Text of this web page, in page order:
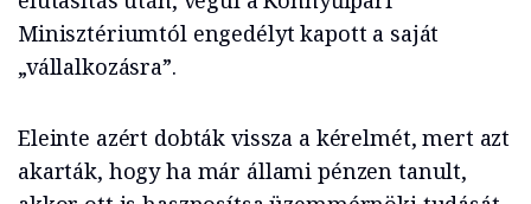
Minisztériumtól engedélyt kapott a saját
„vállalkozásra”.
Eleinte azért dobták vissza a kérelmét, mert azt
akarták, hogy ha már állami pénzen tanult,